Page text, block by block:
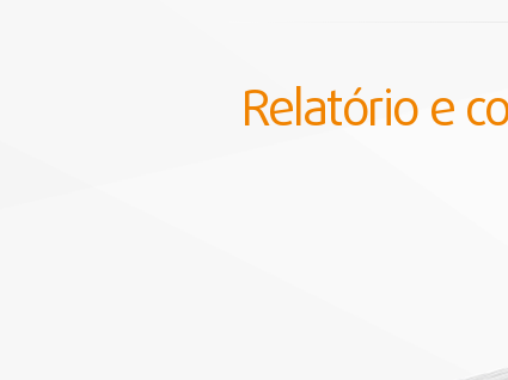
Relatório e